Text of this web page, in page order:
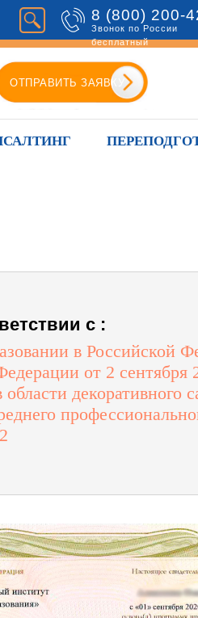
8 (800) 200-
Звонок по России
бесплатный
ОТПРАВИТЬ ЗАЯВКУ
с :
в Российской
от 2 сентября
декоративного